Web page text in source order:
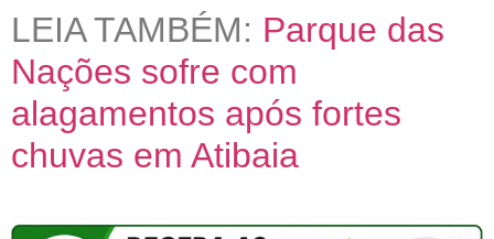
LEIA TAMBÉM: Parque das
Nações sofre com
alagamentos após fortes
chuvas em Atibaia